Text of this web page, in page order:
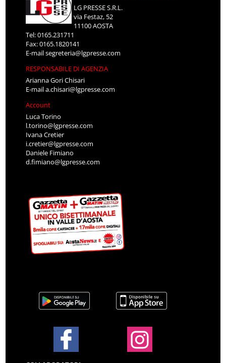
LG PRESSE S.R.L.
via Festaz, 52
11100 AOSTA
Tel: 0165.231711
Fax: 0165.1820141
E-mailsegreteria@lgpresse.com
RESPONSABILE DI AGENZIA
Arianna Gori Chisari
E-maila.chisari@lgpresse.com
Account
Luca Torino
l.torino@lgpresse.com
Ivana Cretier
i.cretier@lgpresse.com
Daniele Fimiano
d.fimiano@lgpresse.com